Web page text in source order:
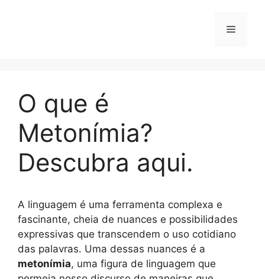
O que é
Metonímia?
Descubra aqui.
A linguagem é uma ferramenta complexa e
fascinante, cheia de nuances e possibilidades
expressivas que transcendem o uso cotidiano
das palavras. Uma dessas nuances é a
metonímia, uma figura de linguagem que